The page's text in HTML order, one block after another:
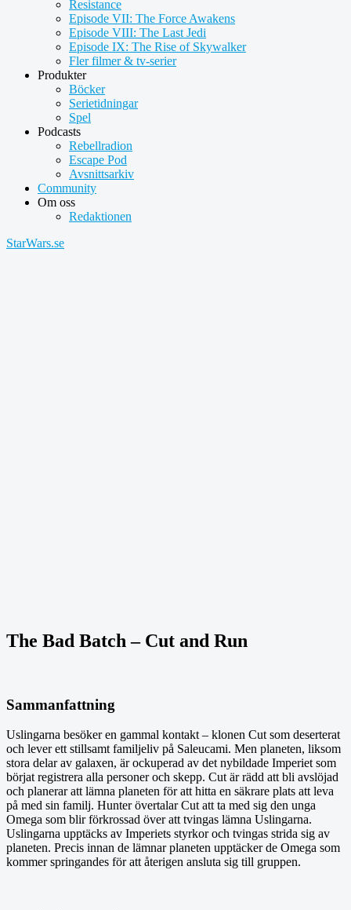
Resistance
Episode VII: The Force Awakens
Episode VIII: The Last Jedi
Episode IX: The Rise of Skywalker
Fler filmer & tv-serier
Produkter
Böcker
Serietidningar
Spel
Podcasts
Rebellradion
Escape Pod
Avsnittsarkiv
Community
Om oss
Redaktionen
StarWars.se
The Bad Batch – Cut and Run
Sammanfattning
Uslingarna besöker en gammal kontakt – klonen Cut som deserterat
och lever ett stillsamt familjeliv på Saleucami. Men planeten, liksom
stora delar av galaxen, är ockuperad av det nybildade Imperiet som
börjat registrera alla personer och skepp. Cut är rädd att bli avslöjad
och planerar att lämna planeten för att hitta en säkrare plats att leva
på med sin familj. Hunter övertalar Cut att ta med sig den unga
Omega som blir förkrossad över att tvingas lämna Uslingarna.
Uslingarna upptäcks av Imperiets styrkor och tvingas strida sig av
planeten. Precis innan de lämnar planeten upptäcker de Omega som
kommer springandes för att återigen ansluta sig till gruppen.